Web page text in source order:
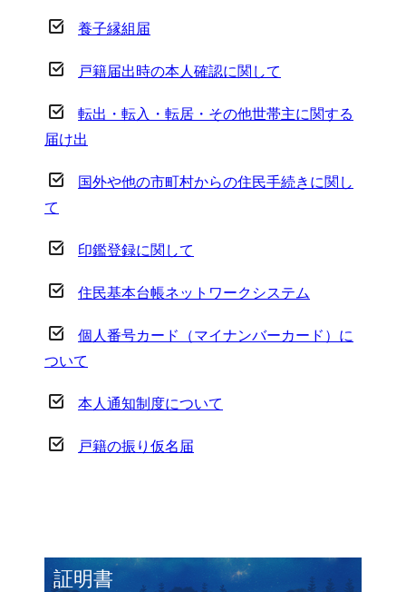
養子縁組届
戸籍届出時の本人確認に関して
転出・転入・転居・その他世帯主に関する
届け出
国外や他の市町村からの住民手続きに関し
て
印鑑登録に関して
住民基本台帳ネットワークシステム
個人番号カード（マイナンバーカード）に
ついて
本人通知制度について
戸籍の振り仮名届
証明書